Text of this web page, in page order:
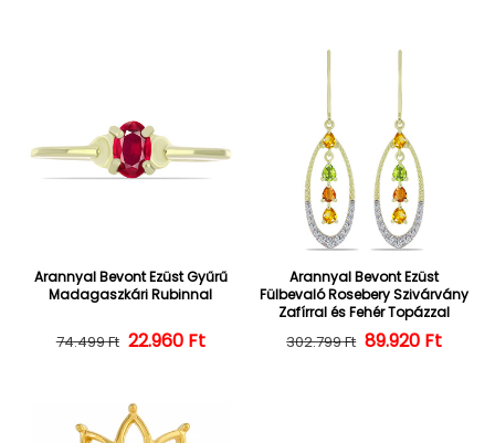
Arannyal Bevont Ezüst Gyűrű
Madagaszkári Rubinnal
Normál ár
74.499 Ft Kedvezményes ár
22.960 Ft
Arannyal Bevont Ezüst
Fülbevaló Rosebery Szivárvány
Zafírral és Fehér Topázzal
Normál ár
302.799 Ft 89.920 Ft